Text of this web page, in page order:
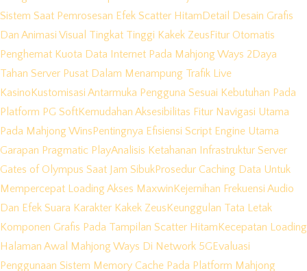
Sistem Saat Pemrosesan Efek Scatter Hitam Detail Desain Grafis
Dan Animasi Visual Tingkat Tinggi Kakek Zeus Fitur Otomatis
Penghemat Kuota Data Internet Pada Mahjong Ways 2 Daya
Tahan Server Pusat Dalam Menampung Trafik Live
Kasino Kustomisasi Antarmuka Pengguna Sesuai Kebutuhan Pada
Platform PG SoftKemudahan Aksesibilitas Fitur Navigasi Utama
Pada Mahjong Wins Pentingnya Efisiensi Script Engine Utama
Garapan Pragmatic PlayAnalisis Ketahanan Infrastruktur Server
Gates of Olympus Saat Jam SibukProsedur Caching Data Untuk
Mempercepat Loading Akses Maxwin Kejernihan Frekuensi Audio
Dan Efek Suara Karakter Kakek Zeus Keunggulan Tata Letak
Komponen Grafis Pada Tampilan Scatter Hitam Kecepatan Loading
Halaman Awal Mahjong Ways Di Network 5G Evaluasi
Penggunaan Sistem Memory Cache Pada Platform Mahjong